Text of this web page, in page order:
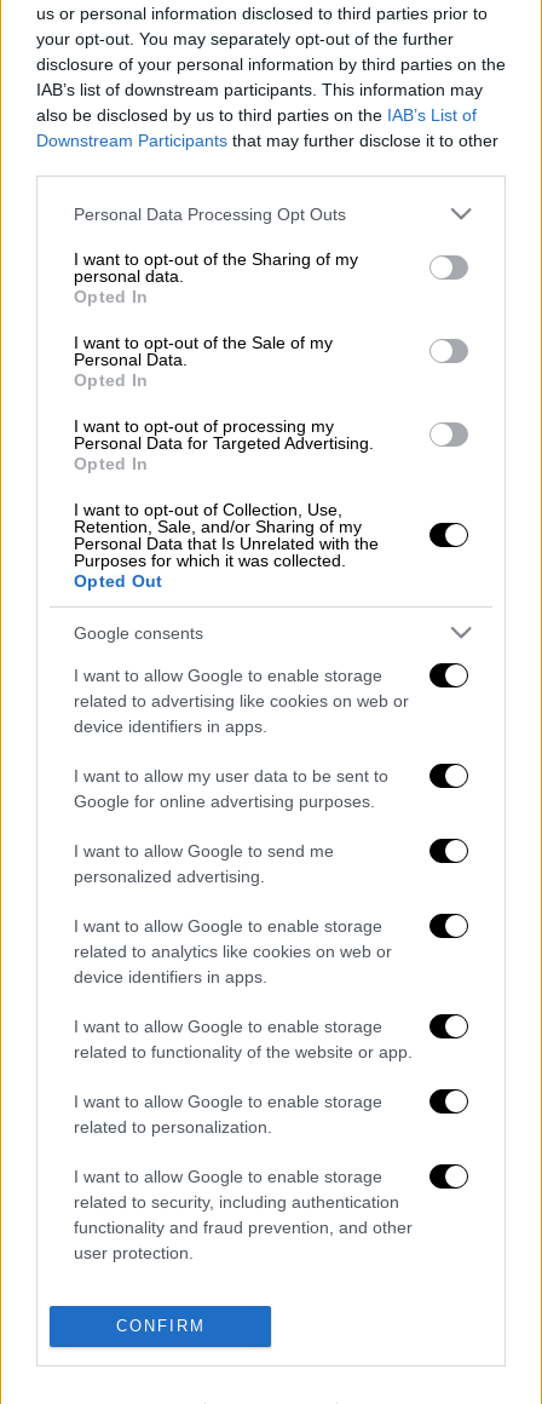
us or personal information disclosed to third parties prior to
your opt-out. You may separately opt-out of the further
disclosure of your personal information by third parties on the
IAB’s list of downstream participants. This information may
also be disclosed by us to third parties on the IAB’s List of
Downstream Participants that may further disclose it to other
Please note that this website/app uses one or more Google
not limited to your visit or usage behaviour. You may click to
grant or deny consent to Google and its third-party tags to
use your data for below specified purposes in below Google
consent section.
Personal Data Processing Opt Outs
I want to opt-out of the Sharing of my
personal data.
Opted In
I want to opt-out of the Sale of my
Personal Data.
Opted In
I want to opt-out of processing my
Personal Data for Targeted Advertising.
Opted In
I want to opt-out of Collection, Use,
Retention, Sale, and/or Sharing of my
Personal Data that Is Unrelated with the
Purposes for which it was collected.
Opted Out
Google consents
I want to allow Google to enable storage
related to advertising like cookies on web or
device identifiers in apps.
I want to allow my user data to be sent to
Google for online advertising purposes.
I want to allow Google to send me
personalized advertising.
I want to allow Google to enable storage
related to analytics like cookies on web or
device identifiers in apps.
I want to allow Google to enable storage
related to functionality of the website or app.
I want to allow Google to enable storage
related to personalization.
I want to allow Google to enable storage
related to security, including authentication
functionality and fraud prevention, and other
user protection.
CONFIRM
Η γυναίκα μεταφέρθηκε με ασθενοφόρο του
ΕΚΑΒαρχικά στο Κ.Υ. Καλαμπάκας και στη
συνέχεια στα επείγοντα του Νοσοκομείου
Τρικάλων.
Επίσης, μεταφέρθηκε και ουπερήλικας,
καθώς φέρει κι αυτός ελαφρά τραύματα από
Σύμφωνα με τις ίδιες πάντα πληροφορίες τα
υπερήλικας είναι στην κεφαλή της γυναίκας
και δεν είναι βαριά.
ΟΛΕΣ ΟΙ ΕΙΔΗΣΕΙΣ
Πότε θα δημοσιευθεί η πρώτη εκτίμηση
αποτελέσματος και πότε θα έχουμε
καθαρή εικόνα για το νικητή – Τι ισχύει
για την κατανομή εδρών
Αντιπαράθεση μετά τη δήλωση
Κατρούγκαλου για τις εισφορές των
ελεύθερων επαγγελματιών –
Κυβερνητικά πυρά και «άδειασμα» από
Κουμουνδούρου
Γιατί οι Αρχές της Αλβανίας
συνεργάτη του Μπελέρη στη Χειμάρρα
Ιπτάμενοι Μυτιληνιοί: Δύο μαθητές
έφτιαξαν αεροπλάνο που ανιχνεύει
πυρκαγιές και το παρουσίασαν στην
Πυροσβεστική
Απόφαση σταθμός: Αυτή η χώρα
καταργεί τα διόδια - «Οι
εξυπηρετούν τους πολίτες»
Ηταν σε αναρρωτική άδεια επί 15 χρόνια
και μήνυσε την εταιρεία γιατί δεν του
έδωσε αύξηση
Διαβάστε ακόμη
Από το Μίσιγκαν στον Λευκό Οίκο: Τι
σημαίνει η νίκη του Αμπντούλ Ελ-Σαγέντ
για τους Δημοκρατικούς